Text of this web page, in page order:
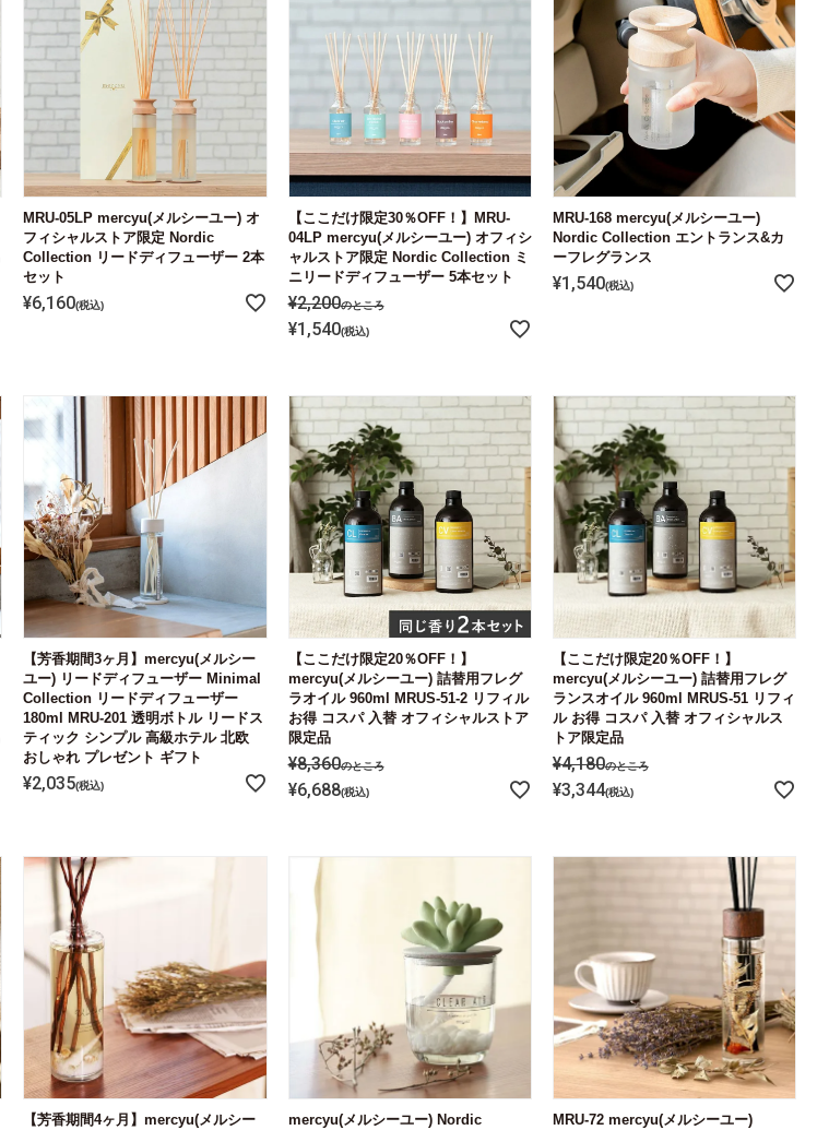
MRU-05LP mercyu(メルシーユー) オ
フィシャルストア限定 Nordic
Collection リードディフューザー 2本
セット
¥6,160 税込
【ここだけ限定30％OFF！】MRU-
04LP mercyu(メルシーユー) オフィシ
ャルストア限定 Nordic Collection ミ
ニリードディフューザー 5本セット
¥2,200のところ
¥1,540 税込
MRU-168 mercyu(メルシーユー)
Nordic Collection エントランス&カ
ーフレグランス
¥1,540 税込
【芳香期間3ヶ月】mercyu(メルシー
ユー) リードディフューザー Minimal
Collection リードディフューザー
180ml MRU-201 透明ボトル リードス
ティック シンプル 高級ホテル 北欧
おしゃれ プレゼント ギフト
¥2,035 税込
【ここだけ限定20％OFF！】
mercyu(メルシーユー) 詰替用フレグ
ラオイル 960ml MRUS-51-2 リフィル
お得 コスパ 入替 オフィシャルストア
限定品
¥8,360のところ
¥6,688 税込
【ここだけ限定20％OFF！】
mercyu(メルシーユー) 詰替用フレグ
ランスオイル 960ml MRUS-51 リフィ
ル お得 コスパ 入替 オフィシャルス
トア限定品
¥4,180のところ
¥3,344 税込
【芳香期間4ヶ月】mercyu(メルシー
mercyu(メルシーユー) Nordic
MRU-72 mercyu(メルシーユー)